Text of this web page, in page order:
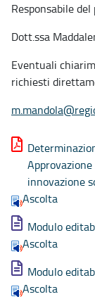
Responsabile
Dott.ssa
Eventuali
richiesti
innovazione
Ascolta
Modulo
Ascolta
Modulo
Ascolta